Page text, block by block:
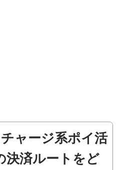
チャージ系ポイ活
決済ルートをど